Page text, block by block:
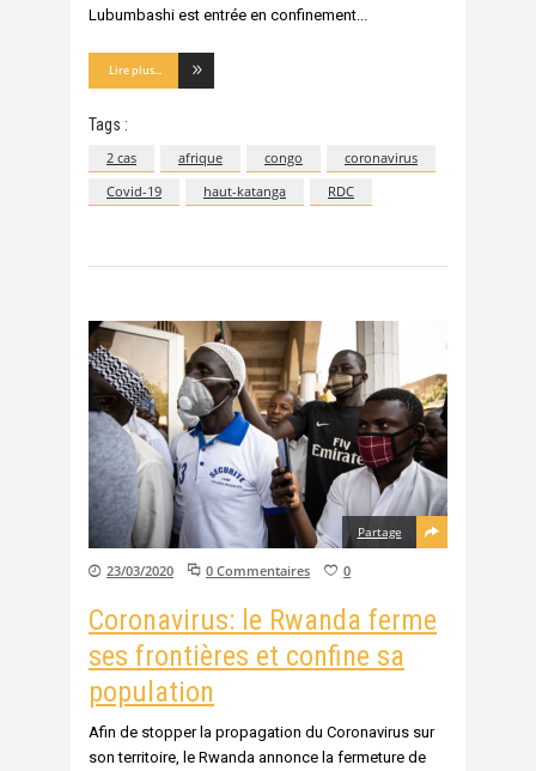
Lubumbashi est entrée en confinement
Lire plus...
Tags :
2 cas afrique congo
coronavirus
Covid-19
haut-katanga RDC
Partage
23/03/2020 0 Commentaires 0
Coronavirus: le Rwanda ferme
ses frontières et confine sa
population
Afin de stopper la propagation du Coronavirus sur
son territoire, le Rwanda annonce la fermeture de